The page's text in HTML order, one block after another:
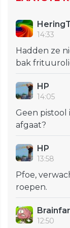
14:33
Hadden ze
bak
HP
14:05
Geen
afgaat?
HP
13:58
Pfoe,
roepen.
12:50